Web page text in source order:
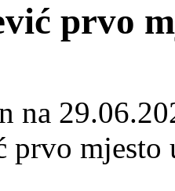
prvo
na
prvo mjesto